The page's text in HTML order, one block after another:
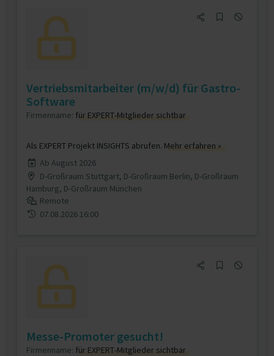
Vertriebsmitarbeiter (m/w/d) für Gastro-
Software
Firmenname: für EXPERT-Mitglieder sichtbar
Als EXPERT Projekt INSIGHTS abrufen. Mehr erfahren »
Ab August 2026
D-Großraum Stuttgart, D-Großraum Berlin, D-Großraum
Hamburg, D-Großraum München
Remote
07.08.2026 16:00
Messe-Promoter gesucht!
Firmenname: für EXPERT-Mitglieder sichtbar